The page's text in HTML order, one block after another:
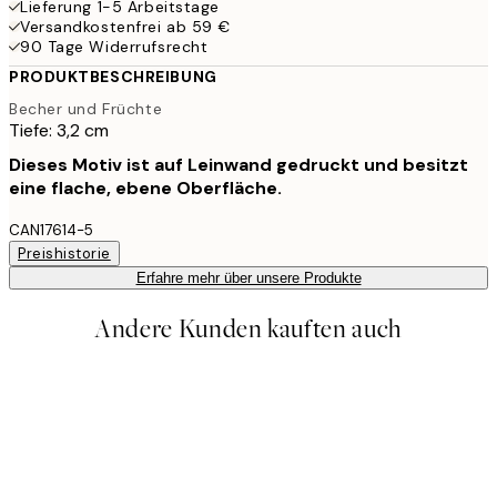
Lieferung 1-5 Arbeitstage
Versandkostenfrei ab 59 €
90 Tage Widerrufsrecht
PRODUKTBESCHREIBUNG
Becher und Früchte
Tiefe: 3,2 cm
Dieses Motiv ist auf Leinwand gedruckt und besitzt
eine flache, ebene Oberfläche.
CAN17614-5
Preishistorie
Erfahre mehr über unsere Produkte
Andere Kunden kauften auch